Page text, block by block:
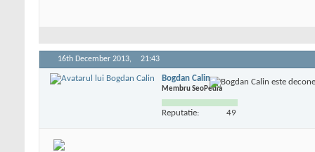
16th December 2013, 21:43
Bogdan Calin
Membru SeoPedia
Reputatie: 49